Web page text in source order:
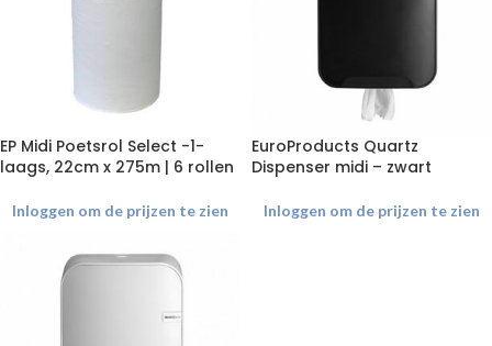
EP Midi Poetsrol Select -1-
laags, 22cm x 275m | 6 rollen
Inloggen om de prijzen te zien
EuroProducts Quartz
Dispenser midi – zwart
Inloggen om de prijzen te zien